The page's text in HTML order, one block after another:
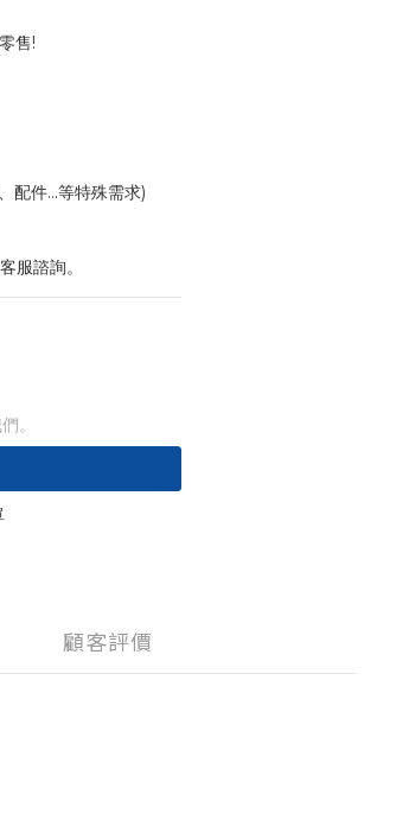
售!
配件...等特殊需求)
諮詢。
。
顧客評價